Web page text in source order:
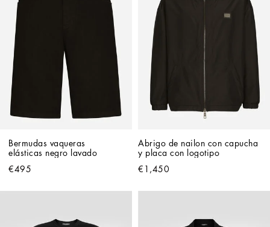
Bermudas vaqueras
elásticas negro lavado
€495
Abrigo de nailon con capucha
y placa con logotipo
€1,450